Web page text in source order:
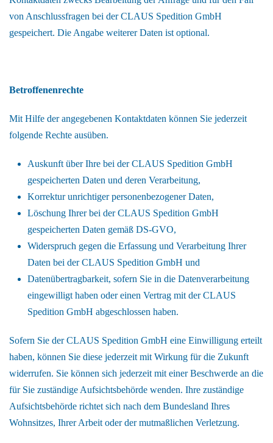
von Anschlussfragen bei der CLAUS Spedition GmbH
gespeichert. Die Angabe weiterer Daten ist optional.
Betroffenenrechte
Mit Hilfe der angegebenen Kontaktdaten können Sie jederzeit
folgende Rechte ausüben.
Auskunft über Ihre bei der CLAUS Spedition GmbH
gespeicherten Daten und deren Verarbeitung,
Korrektur unrichtiger personenbezogener Daten,
Löschung Ihrer bei der CLAUS Spedition GmbH
gespeicherten Daten gemäß DS-GVO,
Widerspruch gegen die Erfassung und Verarbeitung Ihrer
Daten bei der CLAUS Spedition GmbH und
Datenübertragbarkeit, sofern Sie in die Datenverarbeitung
eingewilligt haben oder einen Vertrag mit der CLAUS
Spedition GmbH abgeschlossen haben.
Sofern Sie der CLAUS Spedition GmbH eine Einwilligung erteilt
haben, können Sie diese jederzeit mit Wirkung für die Zukunft
widerrufen. Sie können sich jederzeit mit einer Beschwerde an die
für Sie zuständige Aufsichtsbehörde wenden. Ihre zuständige
Aufsichtsbehörde richtet sich nach dem Bundesland Ihres
Wohnsitzes, Ihrer Arbeit oder der mutmaßlichen Verletzung.